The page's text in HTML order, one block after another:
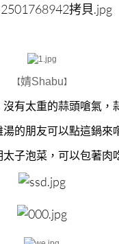
【婧Shabu】
有太重的蒜頭嗆氣，
的朋友可以點這鍋來
子泡菜，可以包著肉